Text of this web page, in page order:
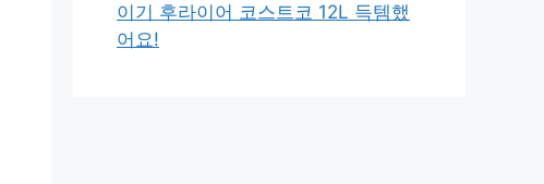
이기 후라이어 코스트코 12L 득템했
어요!